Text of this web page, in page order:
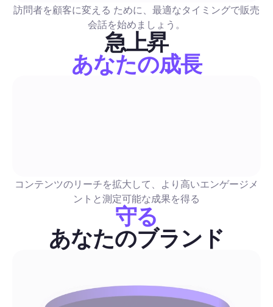
ブランド一貫性のあるバッチ生成、API対応、ライセンス、コ
メージ、およびモデレーションのためのトップAI画像ツールの
テスト済みのプロンプトテンプレート、API/統合チェックリス
的ガイダンス、および投稿と画像駆動のDMを自動化するプラ
プレイBlablaワークフローを含みます。
コメント＆DM自動化
に使えるバッチングワークフローを用意しています。このコピ
を自動化フローに組み込んで、時間を節約し、法的リスクを低
コメント＆DM自動化
eニュースレター: クリエイターとマーケターのための
訪問者を顧客に変える ために、最適なタイミングで販売
会話を始めましょう。
急上昇
あなたの成長
コンテンツのリーチを拡大して、より高いエンゲージメ
ントと測定可能な成果を得る
守る
あなたのブランド